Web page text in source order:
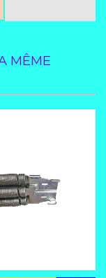
MÊME